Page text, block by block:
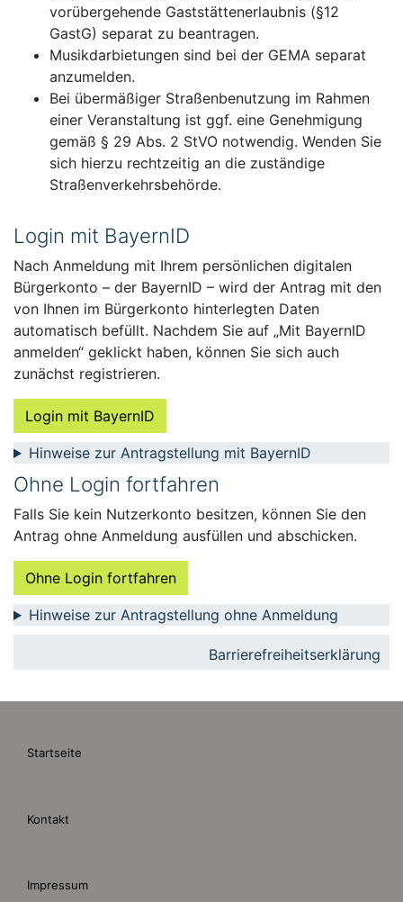
vorübergehende Gaststättenerlaubnis (§12
GastG) separat zu beantragen.
Musikdarbietungen sind bei der GEMA separat
anzumelden.
Bei übermäßiger Straßenbenutzung im Rahmen
einer Veranstaltung ist ggf. eine Genehmigung
gemäß § 29 Abs. 2 StVO notwendig. Wenden Sie
sich hierzu rechtzeitig an die zuständige
Straßenverkehrsbehörde.
Login mit BayernID
Nach Anmeldung mit Ihrem persönlichen digitalen
Bürgerkonto – der BayernID – wird der Antrag mit den
von Ihnen im Bürgerkonto hinterlegten Daten
automatisch befüllt. Nachdem Sie auf „Mit BayernID
anmelden“ geklickt haben, können Sie sich auch
zunächst registrieren.
Login mit BayernID
Hinweise zur Antragstellung mit BayernID
Ohne Login fortfahren
Falls Sie kein Nutzerkonto besitzen, können Sie den
Antrag ohne Anmeldung ausfüllen und abschicken.
Ohne Login fortfahren
Hinweise zur Antragstellung ohne Anmeldung
Barrierefreiheitserklärung
Startseite
Kontakt
Impressum